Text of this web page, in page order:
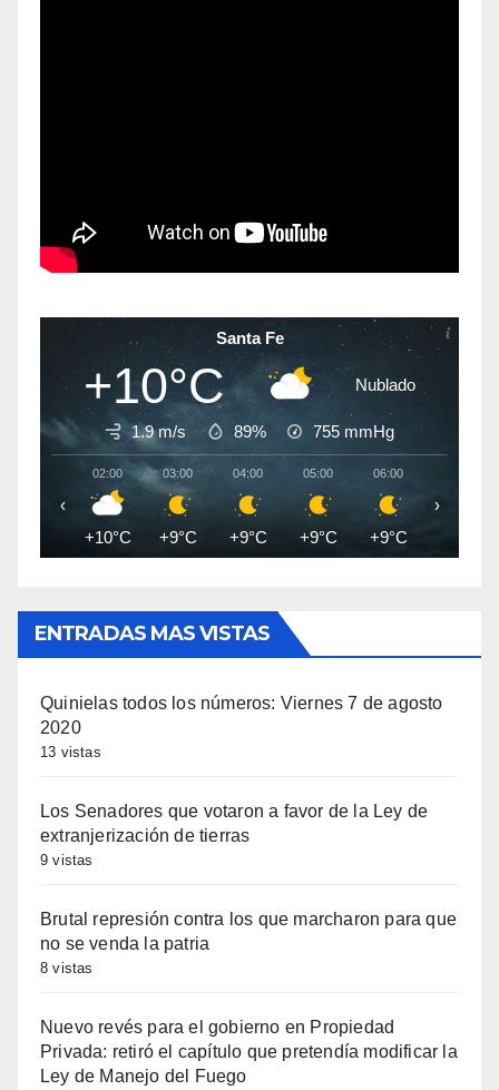
Santa Fe
+10°C Nublado
1.9 m/s 89% 755 mmHg
02:00
+10°C
03:00
+9°C
04:00
+9°C
05:00
+9°C
06:00
+9°C +8°C
‹ ›
ENTRADAS MAS VISTAS
Quinielas todos los números: Viernes 7 de agosto
2020
13 vistas
Los Senadores que votaron a favor de la Ley de
extranjerización de tierras
9 vistas
Brutal represión contra los que marcharon para que
no se venda la patria
8 vistas
Nuevo revés para el gobierno en Propiedad
Privada: retiró el capítulo que pretendía modificar la
Ley de Manejo del Fuego